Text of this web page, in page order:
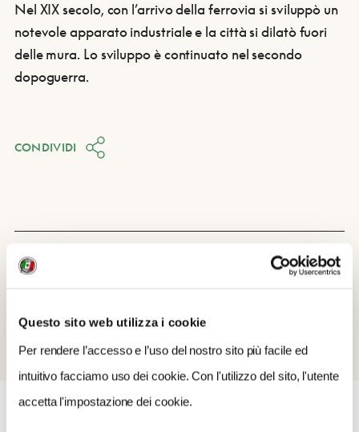
Questo sito web utilizza i cookie
Per rendere l’accesso e l’uso del nostro sito più facile ed
intuitivo facciamo uso dei cookie. Con l'utilizzo del sito, l'utente
accetta l'impostazione dei cookie.
Nel XIX secolo, con l’arrivo della ferrovia si sviluppò un
notevole apparato industriale e la città si dilatò fuori
delle mura. Lo sviluppo è continuato nel secondo
dopoguerra.
CONDIVIDI